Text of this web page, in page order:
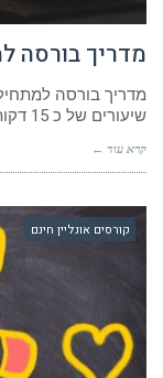
מדריך בורסה
שיעורים של כ 15 דקות כ"א מעכשיו כל אחד,
קרא עוד ←
קורסים אונליין חינם